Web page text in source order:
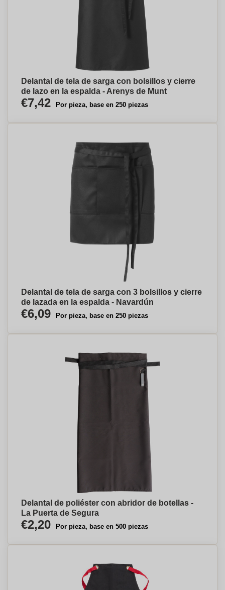
Delantal de tela de sarga con bolsillos y cierre
de lazo en la espalda - Arenys de Munt
€7,42 Por pieza, base en 250 piezas
Delantal de tela de sarga con 3 bolsillos y cierre
de lazada en la espalda - Navardún
€6,09 Por pieza, base en 250 piezas
Delantal de poliéster con abridor de botellas -
La Puerta de Segura
€2,20 Por pieza, base en 500 piezas